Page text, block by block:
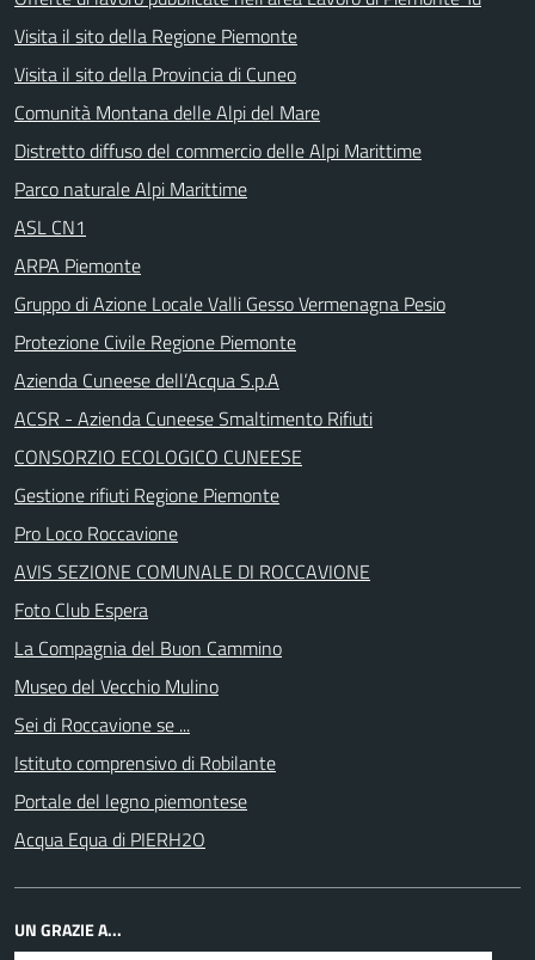
Visita il sito della Regione Piemonte
Visita il sito della Provincia di Cuneo
Comunità Montana delle Alpi del Mare
Distretto diffuso del commercio delle Alpi Marittime
Parco naturale Alpi Marittime
ASL CN1
ARPA Piemonte
Gruppo di Azione Locale Valli Gesso Vermenagna Pesio
Protezione Civile Regione Piemonte
Azienda Cuneese dell’Acqua S.p.A
ACSR - Azienda Cuneese Smaltimento Rifiuti
CONSORZIO ECOLOGICO CUNEESE
Gestione rifiuti Regione Piemonte
Pro Loco Roccavione
AVIS SEZIONE COMUNALE DI ROCCAVIONE
Foto Club Espera
La Compagnia del Buon Cammino
Museo del Vecchio Mulino
Sei di Roccavione se ...
Istituto comprensivo di Robilante
Portale del legno piemontese
Acqua Equa di PIERH2O
UN GRAZIE A...